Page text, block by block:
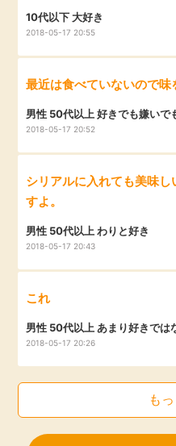
10代以下 大好き
2018-05-17 20:55
最近は食べていないので味
男性 50代以上 好きでも嫌いで
2018-05-17 20:52
シリアルに入れても美味
すよ。
男性 50代以上 わりと好き
2018-05-17 20:43
これ
男性 50代以上 あまり好きでは
2018-05-17 20:26
も